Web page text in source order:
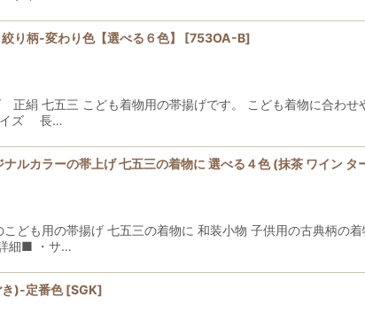
り柄-変わり色【選べる６色】 [753OA-B]
絹 七五三 こども着物用の帯揚げです。 こども着物に合わ
イズ 長…
ルカラーの帯上げ 七五三の着物に 選べる４色 (抹茶 ワイン タ
ども用の帯揚げ 七五三の着物に 和装小物 子供用の古典柄の
細■ ・サ…
き)-定番色 [SGK]